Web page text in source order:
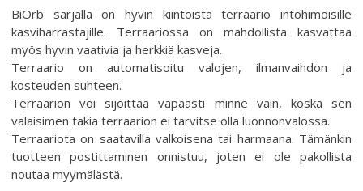
BiOrb sarjalla on hyvin kiintoista terraario intohimoisille
kasviharrastajille. Terraariossa on mahdollista kasvattaa
myös hyvin vaativia ja herkkiä kasveja.
Terraario on automatisoitu valojen, ilmanvaihdon ja
kosteuden suhteen.
Terraarion voi sijoittaa vapaasti minne vain, koska sen
valaisimen takia terraarion ei tarvitse olla luonnonvalossa.
Terraariota on saatavilla valkoisena tai harmaana. Tämänkin
tuotteen postittaminen onnistuu, joten ei ole pakollista
noutaa myymälästä.